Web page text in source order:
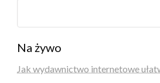
Na żywo
Jak wydawnictwo internetowe